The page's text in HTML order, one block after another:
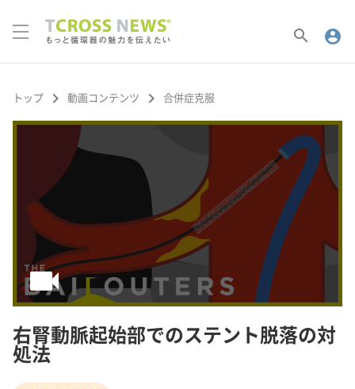
search account_circle
トップ keyboard_arrow_right 動画コンテンツ keyboard_arrow_right 合併症克服
videocam
右腎動脈起始部でのステント脱落の対
処法